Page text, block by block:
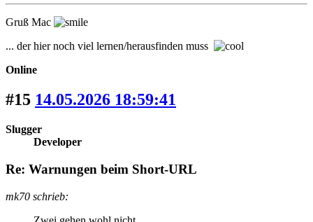
Gruß Mac
... der hier noch viel lernen/herausfinden muss
Online
#15 14.05.2026 18:59:41
Slugger
Developer
Re: Warnungen beim Short-URL
mk70 schrieb: